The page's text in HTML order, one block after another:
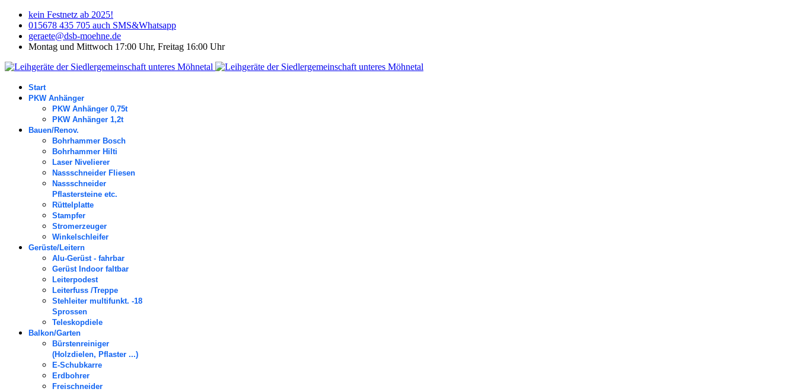
kein Festnetz ab 2025!
015678 435 705 auch SMS&Whatsapp
geraete@dsb-moehne.de
Montag und Mittwoch 17:00 Uhr, Freitag 16:00 Uhr
Start
PKW Anhänger
PKW Anhänger 0,75t
PKW Anhänger 1,2t
Bauen/Renov.
Bohrhammer Bosch
Bohrhammer Hilti
Laser Nivelierer
Nassschneider Fliesen
Nassschneider
Pflastersteine etc.
Rüttelplatte
Stampfer
Stromerzeuger
Winkelschleifer
Gerüste/Leitern
Alu-Gerüst - fahrbar
Gerüst Indoor faltbar
Leiterpodest
Leiterfuss /Treppe
Stehleiter multifunkt. -18
Sprossen
Teleskopdiele
Balkon/Garten
Bürstenreiniger
(Holzdielen, Pflaster ...)
E-Schubkarre
Erdbohrer
Freischneider